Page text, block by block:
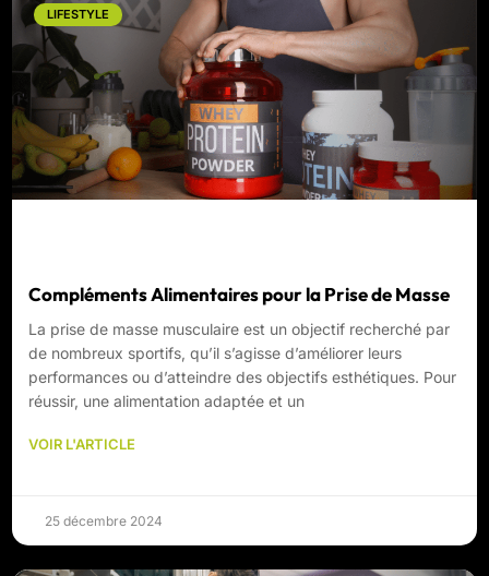
LIFESTYLE
Compléments Alimentaires pour la Prise de Masse
La prise de masse musculaire est un objectif recherché par
de nombreux sportifs, qu’il s’agisse d’améliorer leurs
performances ou d’atteindre des objectifs esthétiques. Pour
réussir, une alimentation adaptée et un
VOIR L'ARTICLE
25 décembre 2024